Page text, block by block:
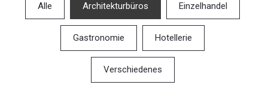
Alle Architekturbüros Einzelhandel
Gastronomie Hotellerie
Verschiedenes